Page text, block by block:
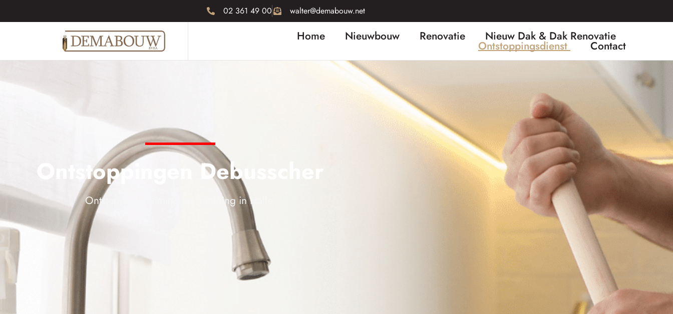
02 361 49 00 walter@demabouw.net
Home Nieuwbouw Renovatie Nieuw Dak & Dak Renovatie
Ontstoppingsdienst Contact
Ontstoppingen Debusscher
Ontstopping, ruiming en reiniging in Halle.